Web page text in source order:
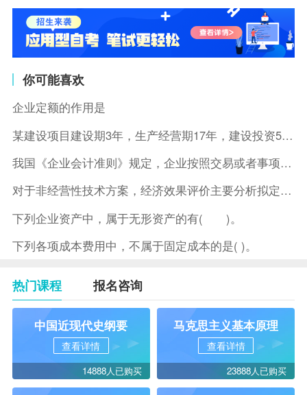
你可能喜欢
企业定额的作用是
某建设项目建设期3年，生产经营期17年，建设投资5500万元
我国《企业会计准则》规定，企业按照交易或者事项的经济特征确定
对于非经营性技术方案，经济效果评价主要分析拟定方案的( )。
下列企业资产中，属于无形资产的有( )。
下列各项成本费用中，不属于固定成本的是( )。
热门课程 报名咨询
中国近现代史纲要
查看详情
14888人已购买
马克思主义基本原理
查看详情
23888人已购买